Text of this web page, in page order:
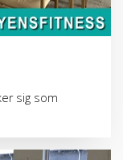
sig som